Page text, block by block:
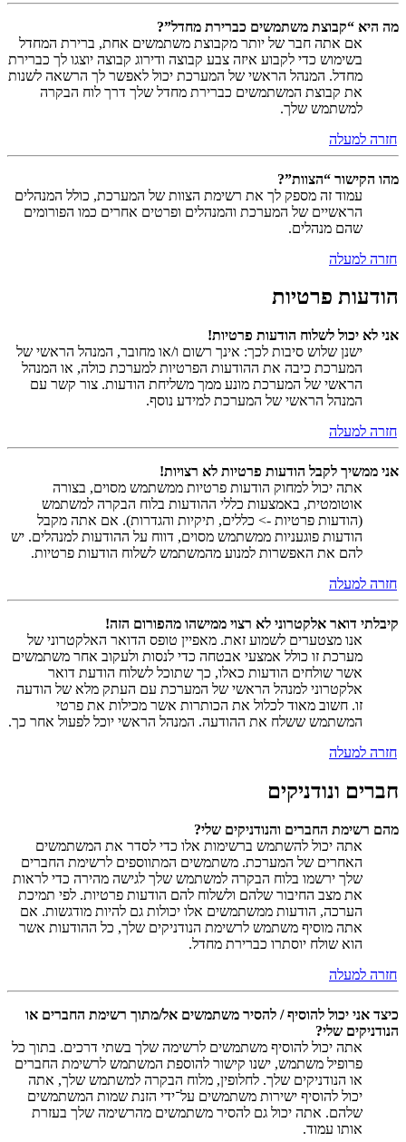
מה היא “קבוצת משתמשים כברירת מחדל”?
אם אתה חבר של יותר מקבוצת משתמשים אחת, ברירת המחדל
בשימוש כדי לקבוע איזה צבע קבוצה ודירוג קבוצה יוצגו לך כברירת
מחדל. המנהל הראשי של המערכת יכול לאפשר לך הרשאה לשנות
את קבוצת המשתמשים כברירת מחדל שלך דרך לוח הבקרה
למשתמש שלך.
חזרה למעלה
מהו הקישור “הצוות”?
עמוד זה מספק לך את רשימת הצוות של המערכת, כולל המנהלים
הראשיים של המערכת והמנהלים ופרטים אחרים כמו הפורומים
שהם מנהלים.
חזרה למעלה
הודעות פרטיות
אני לא יכול לשלוח הודעות פרטיות!
ישנן שלוש סיבות לכך: אינך רשום ו/או מחובר, המנהל הראשי של
המערכת כיבה את ההודעות הפרטיות למערכת כולה, או המנהל
הראשי של המערכת מונע ממך משליחת הודעות. צור קשר עם
המנהל הראשי של המערכת למידע נוסף.
חזרה למעלה
אני ממשיך לקבל הודעות פרטיות לא רצויות!
אתה יכול למחוק הודעות פרטיות ממשתמש מסוים, בצורה
אוטומטית, באמצעות כללי ההודעות בלוח הבקרה למשתמש
(הודעות פרטיות -> כללים, תיקיות והגדרות). אם אתה מקבל
הודעות פוגעניות ממשתמש מסוים, דווח על ההודעות למנהלים. יש
להם את האפשרות למנוע מהמשתמש לשלוח הודעות פרטיות.
חזרה למעלה
קיבלתי דואר אלקטרוני לא רצוי ממישהו מהפורום הזה!
אנו מצטערים לשמוע זאת. מאפיין טופס הדואר האלקטרוני של
מערכת זו כולל אמצעי אבטחה כדי לנסות ולעקוב אחר משתמשים
אשר שולחים הודעות כאלו, כך שתוכל לשלוח הודעת דואר
אלקטרוני למנהל הראשי של המערכת עם העתק מלא של הודעה
זו. חשוב מאוד לכלול את הכותרות אשר מכילות את פרטי
המשתמש ששלח את ההודעה. המנהל הראשי יוכל לפעול אחר כך.
חזרה למעלה
חברים ונודניקים
מהם רשימת החברים והנודניקים שלי?
אתה יכול להשתמש ברשימות אלו כדי לסדר את המשתמשים
האחרים של המערכת. משתמשים המתווספים לרשימת החברים
שלך ירשמו בלוח הבקרה למשתמש שלך לגישה מהירה כדי לראות
את מצב החיבור שלהם ולשלוח להם הודעות פרטיות. לפי תמיכת
הערכה, הודעות ממשתמשים אלו יכולות גם להיות מודגשות. אם
אתה מוסיף משתמש לרשימת הנודניקים שלך, כל ההודעות אשר
הוא שולח יוסתרו כברירת מחדל.
חזרה למעלה
כיצד אני יכול להוסיף / להסיר משתמשים אל/מתוך רשימת החברים או
הנודניקים שלי?
אתה יכול להוסיף משתמשים לרשימה שלך בשתי דרכים. בתוך כל
פרופיל משתמש, ישנו קישור להוספת המשתמש לרשימת החברים
או הנודניקים שלך. לחלופין, מלוח הבקרה למשתמש שלך, אתה
יכול להוסיף ישירות משתמשים על־ידי הזנת שמות המשתמשים
שלהם. אתה יכול גם להסיר משתמשים מהרשימה שלך בעזרת
אותו עמוד.